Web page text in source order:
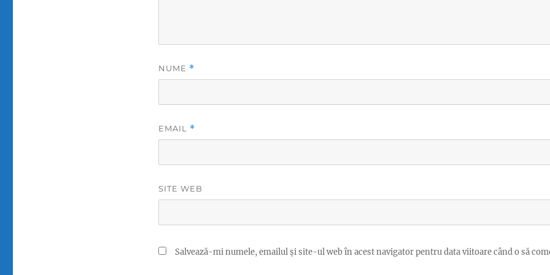
NUME *
EMAIL *
SITE WEB
Salvează-mi numele, emailul și site-ul web în acest navigator pentru data viitoare când o să